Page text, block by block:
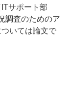
サポート部
調査のためのア
いては論文で